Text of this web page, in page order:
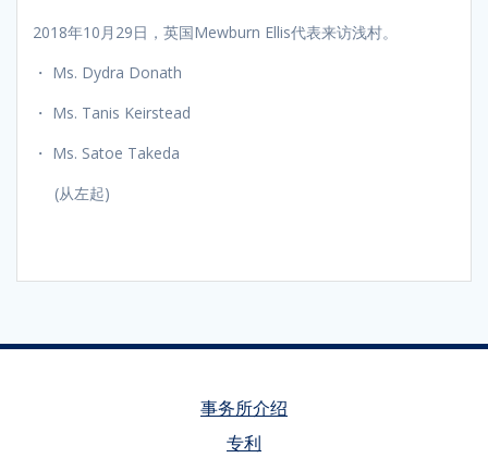
2018年10月29日，英国Mewburn Ellis代表来访浅村。
・ Ms. Dydra Donath
・ Ms. Tanis Keirstead
・ Ms. Satoe Takeda
(从左起)
navigation
事务所介绍
专利